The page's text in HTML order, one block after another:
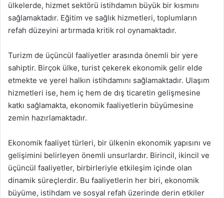
ülkelerde, hizmet sektörü istihdamın büyük bir kısmını
sağlamaktadır. Eğitim ve sağlık hizmetleri, toplumların
refah düzeyini artırmada kritik rol oynamaktadır.
Turizm de üçüncül faaliyetler arasında önemli bir yere
sahiptir. Birçok ülke, turist çekerek ekonomik gelir elde
etmekte ve yerel halkın istihdamını sağlamaktadır. Ulaşım
hizmetleri ise, hem iç hem de dış ticaretin gelişmesine
katkı sağlamakta, ekonomik faaliyetlerin büyümesine
zemin hazırlamaktadır.
Ekonomik faaliyet türleri, bir ülkenin ekonomik yapısını ve
gelişimini belirleyen önemli unsurlardır. Birincil, ikincil ve
üçüncül faaliyetler, birbirleriyle etkileşim içinde olan
dinamik süreçlerdir. Bu faaliyetlerin her biri, ekonomik
büyüme, istihdam ve sosyal refah üzerinde derin etkiler